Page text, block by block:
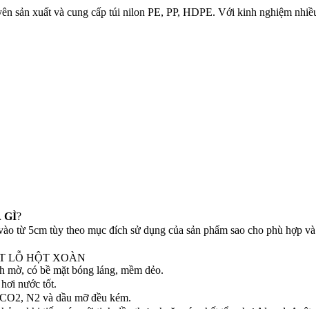
sản xuất và cung cấp túi nilon PE, PP, HDPE. Với kinh nghiệm
GÌ?
từ 5cm tùy theo mục đích sử dụng của sản phẩm sao cho phù hợp
LỖ HỘT XOÀN
mờ, có bề mặt bóng láng, mềm dẻo.
nước tốt.
N2 và dầu mỡ đều kém.